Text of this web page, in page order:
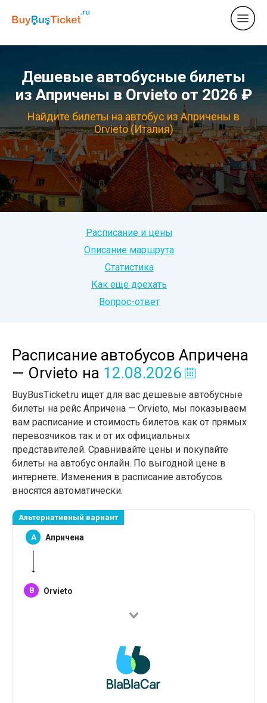
Дешевые автобусные билеты
из Апричены в Orvieto от 2026 ₽
Найдите билеты на автобус из Апричены в
Orvieto (Италия)
Расписание и цены
Описание маршрута
Статистика
Как еще доехать
Вопрос-ответ
Расписание автобусов Апричена
— Orvieto на 12.08.2026
BuyBusTicket.ru ищет для вас дешевые автобусные
билеты на рейс Апричена — Orvieto, мы показываем
вам расписание и стоимость билетов как от прямых
перевозчиков так и от их официальных
представителей. Сравнивайте цены и покупайте
билеты на автобус онлайн. По выгодной цене в
интернете. Изменения в расписание автобусов
вносятся автоматически.
Альтернативный вариант
A Апричена
B Orvieto